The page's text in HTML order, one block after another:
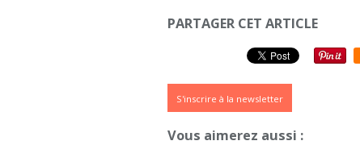
PARTAGER CET ARTICLE
S'inscrire à la newsletter
Vous aimerez aussi :